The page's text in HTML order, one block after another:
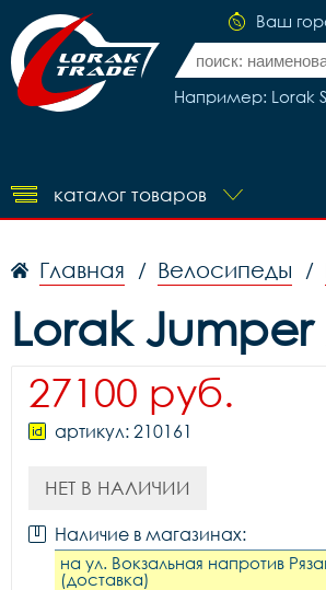
Ваш
Например: Lorak
каталог товаров
Главная / Велосипеды /
Lorak Jumper
27100 руб.
артикул: 210161
НЕТ В НАЛИЧИИ
Наличие в магазинах:
на ул. Вокзальная напротив
(доставка)